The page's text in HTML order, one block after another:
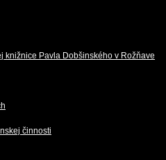
knižnice Pavla Dobšinského v Rožňave
činnosti